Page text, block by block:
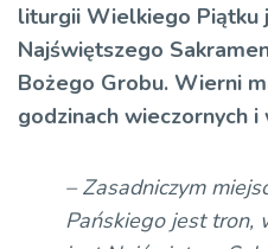
liturgii Wielkiego Piątku
Najświętszego
Bożego Grobu. Wierni
godzinach wieczornych
– Zasadniczym
Pańskiego jest